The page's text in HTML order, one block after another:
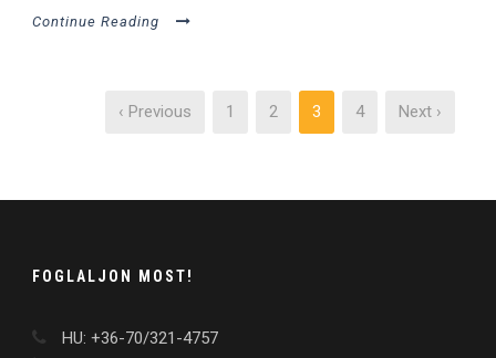
Continue Reading
‹ Previous 1 2 3 4 Next ›
FOGLALJON MOST!
HU: +36-70/321-4757